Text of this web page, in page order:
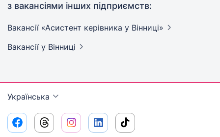
з вакансіями інших підприємств:
Вакансії «Асистент керівника у Вінниці»
Вакансії у Вінниці
Українська